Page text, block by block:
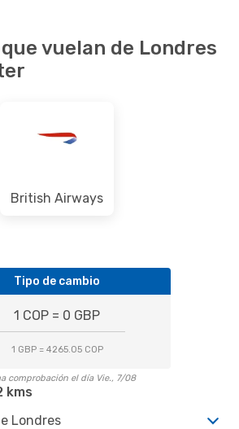
vuelan de Londres
British Airways
Tipo de cambio
1 COP = 0 GBP
1 GBP = 4265.05 COP
comprobación el día Vie., 7/08
kms
Londres